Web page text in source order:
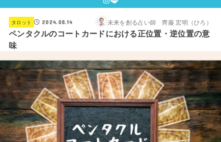
タロット 2024.08.14 未来を創る占い師 齊藤 宏明（ひろ）
ペンタクルのコートカードにおける正位置・逆位置の意
味